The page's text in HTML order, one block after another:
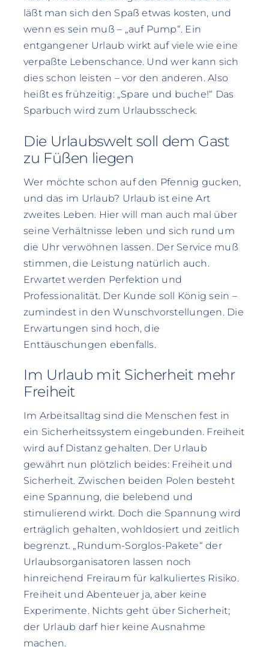
läßt man sich den Spaß etwas kosten, und
wenn es sein muß – „auf Pump“. Ein
entgangener Urlaub wirkt auf viele wie eine
verpaßte Lebenschance. Und wer kann sich
dies schon leisten – vor den anderen. Also
heißt es frühzeitig: „Spare und buche!“ Das
Sparbuch wird zum Urlaubsscheck.
Die Urlaubswelt soll dem Gast
zu Füßen liegen
Wer möchte schon auf den Pfennig gucken,
und das im Urlaub? Urlaub ist eine Art
zweites Leben. Hier will man auch mal über
seine Verhältnisse leben und sich rund um
die Uhr verwöhnen lassen. Der Service muß
stimmen, die Leistung natürlich auch.
Erwartet werden Perfektion und
Professionalität. Der Kunde soll König sein –
zumindest in den Wunschvorstellungen. Die
Erwartungen sind hoch, die
Enttäuschungen ebenfalls.
Im Urlaub mit Sicherheit mehr
Freiheit
Im Arbeitsalltag sind die Menschen fest in
ein Sicherheitssystem eingebunden. Freiheit
wird auf Distanz gehalten. Der Urlaub
gewährt nun plötzlich beides: Freiheit und
Sicherheit. Zwischen beiden Polen besteht
eine Spannung, die belebend und
stimulierend wirkt. Doch die Spannung wird
erträglich gehalten, wohldosiert und zeitlich
begrenzt. „Rundum-Sorglos-Pakete“ der
Urlaubsorganisatoren lassen noch
hinreichend Freiraum für kalkuliertes Risiko.
Freiheit und Abenteuer ja, aber keine
Experimente. Nichts geht über Sicherheit;
der Urlaub darf hier keine Ausnahme
machen.